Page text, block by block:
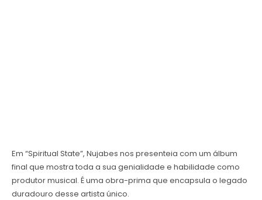
Em “Spiritual State”, Nujabes nos presenteia com um álbum
final que mostra toda a sua genialidade e habilidade como
produtor musical. É uma obra-prima que encapsula o legado
duradouro desse artista único.